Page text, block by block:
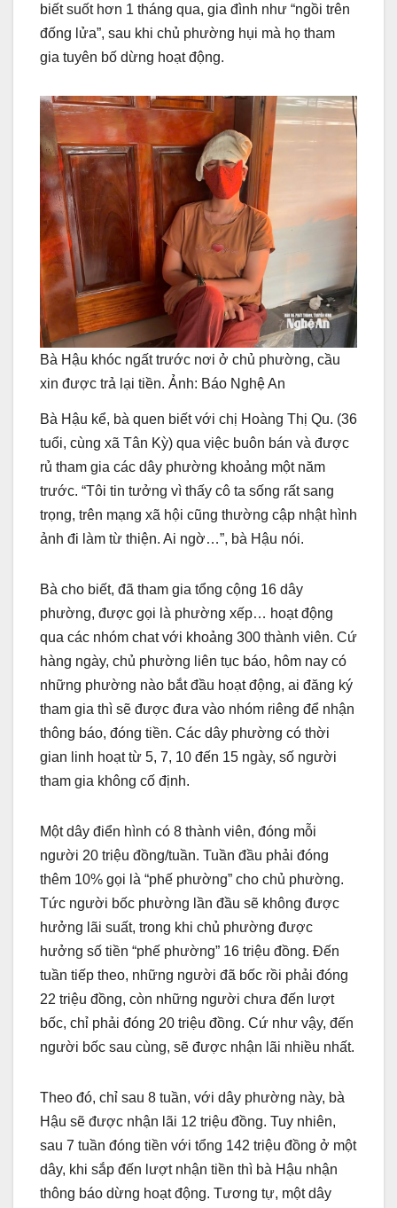
biết suốt hơn 1 tháng qua, gia đình như “ngồi trên
đống lửa”, sau khi chủ phường hụi mà họ tham
gia tuyên bố dừng hoạt động.
Bà Hậu khóc ngất trước nơi ở chủ phường, cầu
xin được trả lại tiền. Ảnh: Báo Nghệ An
Bà Hậu kể, bà quen biết với chị Hoàng Thị Qu. (36
tuổi, cùng xã Tân Kỳ) qua việc buôn bán và được
rủ tham gia các dây phường khoảng một năm
trước. “Tôi tin tưởng vì thấy cô ta sống rất sang
trọng, trên mạng xã hội cũng thường cập nhật hình
ảnh đi làm từ thiện. Ai ngờ…”, bà Hậu nói.
Bà cho biết, đã tham gia tổng cộng 16 dây
phường, được gọi là phường xếp… hoạt động
qua các nhóm chat với khoảng 300 thành viên. Cứ
hàng ngày, chủ phường liên tục báo, hôm nay có
những phường nào bắt đầu hoạt động, ai đăng ký
tham gia thì sẽ được đưa vào nhóm riêng để nhận
thông báo, đóng tiền. Các dây phường có thời
gian linh hoạt từ 5, 7, 10 đến 15 ngày, số người
tham gia không cố định.
Một dây điển hình có 8 thành viên, đóng mỗi
người 20 triệu đồng/tuần. Tuần đầu phải đóng
thêm 10% gọi là “phế phường” cho chủ phường.
Tức người bốc phường lần đầu sẽ không được
hưởng lãi suất, trong khi chủ phường được
hưởng số tiền “phế phường” 16 triệu đồng. Đến
tuần tiếp theo, những người đã bốc rồi phải đóng
22 triệu đồng, còn những người chưa đến lượt
bốc, chỉ phải đóng 20 triệu đồng. Cứ như vậy, đến
người bốc sau cùng, sẽ được nhận lãi nhiều nhất.
Theo đó, chỉ sau 8 tuần, với dây phường này, bà
Hậu sẽ được nhận lãi 12 triệu đồng. Tuy nhiên,
sau 7 tuần đóng tiền với tổng 142 triệu đồng ở một
dây, khi sắp đến lượt nhận tiền thì bà Hậu nhận
thông báo dừng hoạt động. Tương tự, một dây